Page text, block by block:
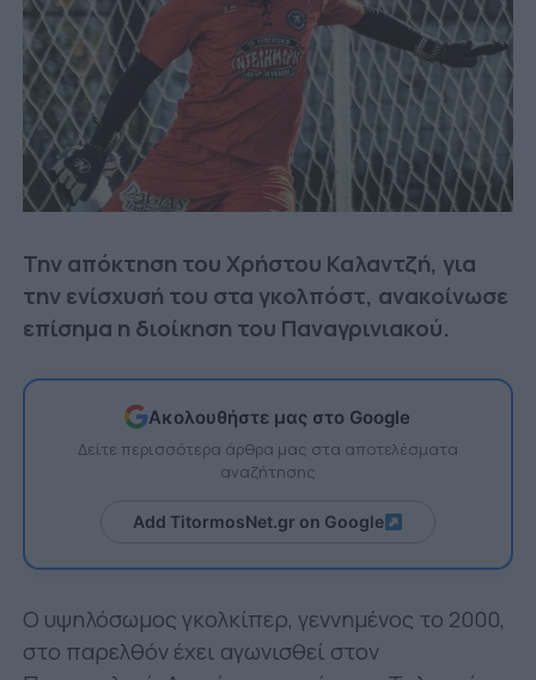
Την απόκτηση του Χρήστου Καλαντζή, για
την ενίσχυσή του στα γκολπόστ, ανακοίνωσε
επίσημα η διοίκηση του Παναγρινιακού.
Ακολουθήστε μας στο Google
Δείτε περισσότερα άρθρα μας στα αποτελέσματα
αναζήτησης
Add TitormosNet.gr on Google
Ο υψηλόσωμος γκολκίπερ, γεννημένος το 2000,
στο παρελθόν έχει αγωνισθεί στον